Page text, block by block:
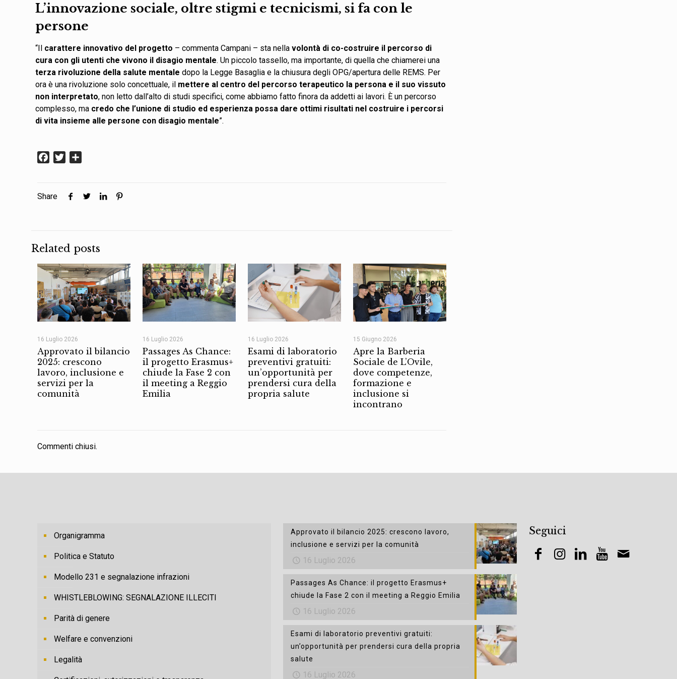
L’innovazione sociale, oltre stigmi e tecnicismi, si fa con le
persone
“Il carattere innovativo del progetto – commenta Campani – sta nellavolontà di co-costruire il percorso di
cura con gli utenti che vivono il disagio mentale. Un piccolo tassello, ma importante, di quella che chiamerei una
terza rivoluzione della salute mentale dopo la Legge Basaglia e la chiusura degli OPG/apertura delle REMS. Per
ora è una rivoluzione solo concettuale, il mettere al centro del percorso terapeutico la persona e il suo vissuto
non interpretato, non letto dall’alto di studi specifici, come abbiamo fatto finora da addetti ai lavori. È un percorso
complesso, ma credo che l’unione di studio ed esperienza possa dare ottimi risultati nel costruire i percorsi
di vita insieme alle persone con disagio mentale”.
Facebook
Twitter
Share
Related posts
16 Luglio 2026
Approvato il bilancio
2025: crescono
lavoro, inclusione e
servizi per la
comunità
16 Luglio 2026
Passages As Chance:
il progetto Erasmus+
chiude la Fase 2 con
il meeting a Reggio
Emilia
16 Luglio 2026
Esami di laboratorio
preventivi gratuiti:
un’opportunità per
prendersi cura della
propria salute
15 Giugno 2026
Apre la Barberia
Sociale de L’Ovile,
dove competenze,
formazione e
inclusione si
incontrano
Commenti chiusi.
Organigramma
Politica e Statuto
Modello 231 e segnalazione infrazioni
WHISTLEBLOWING: SEGNALAZIONE ILLECITI
Parità di genere
Welfare e convenzioni
Legalità
Approvato il bilancio 2025: crescono lavoro,
inclusione e servizi per la comunità
16 Luglio 2026
Passages As Chance: il progetto Erasmus+
chiude la Fase 2 con il meeting a Reggio Emilia
16 Luglio 2026
Esami di laboratorio preventivi gratuiti:
un’opportunità per prendersi cura della propria
salute
16 Luglio 2026
Seguici